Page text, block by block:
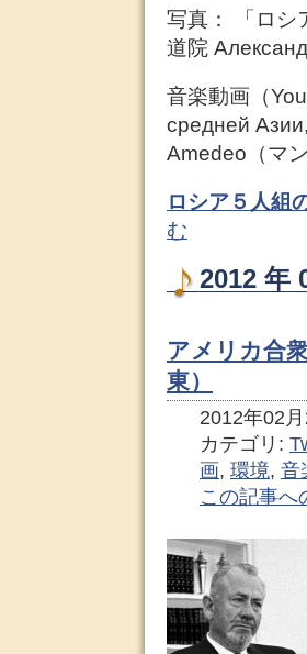
写真： 「ロシ
道院
音楽動画（
средней
Amedeo（マ
ロシア５人組
む
2012 年
アメリカ合
東）
2012年02
カテゴリ:
画, 環境, 音
この記事へ